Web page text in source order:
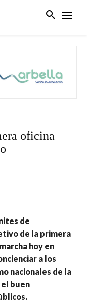
oficina
de
de la primera
hoy en
a los
nacionales de la
buen